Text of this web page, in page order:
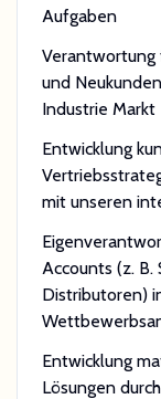
Aufgaben
Verantwortung
und
Industrie Markt
Entwicklung
mit unseren
Accounts (z. B.
Distributoren)
Entwicklung
Lösungen